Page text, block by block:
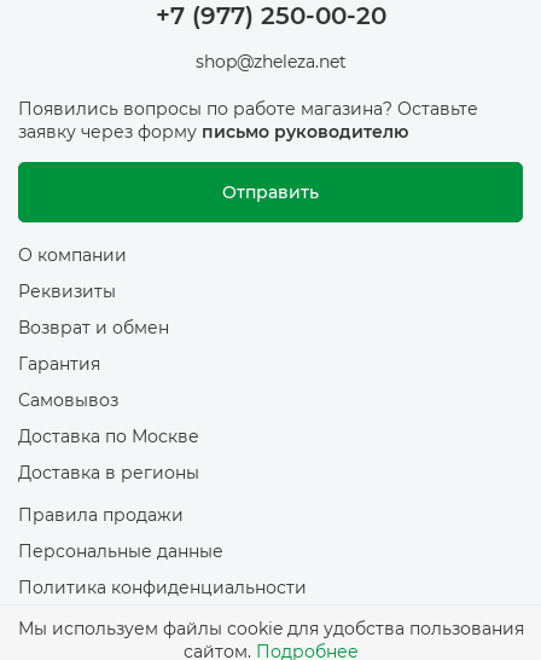
+7 (977) 250-00-20
shop@zheleza.net
Появились вопросы по работе магазина? Оставьте
заявку через форму письмо руководителю
Отправить
О компании
Реквизиты
Возврат и обмен
Гарантия
Самовывоз
Доставка по Москве
Доставка в регионы
Правила продажи
Персональные данные
Политика конфиденциальности
Политика обработки файлов Cookie
Мы используем файлы cookie для удобства пользования
сайтом. Подробнее